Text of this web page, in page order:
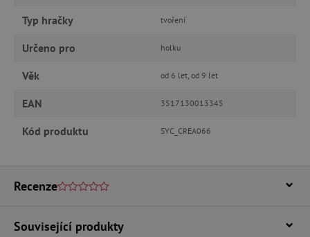
Typ hračky tvoření
Určeno pro holku
Věk od 6 let, od 9 let
EAN 3517130013345
Kód produktu SYC_CREA066
Recenze
Související produkty
ANALYTICKÉ COOKIES
MARKETINGOVÉ COOKIES
základní funkce webových stránek, jako je